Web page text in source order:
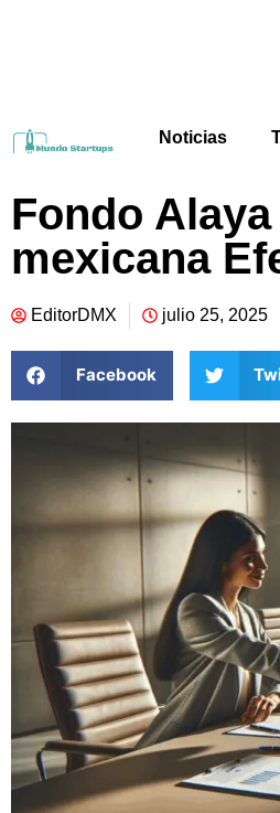
Noticias
Fondo
mexicana
EditorDMX julio 25, 2025
Facebook